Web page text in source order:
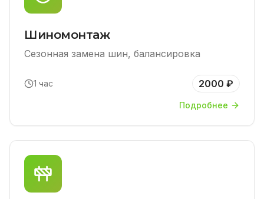
Шиномонтаж
Сезонная замена шин, балансировка
1 час 2000 ₽
Подробнее